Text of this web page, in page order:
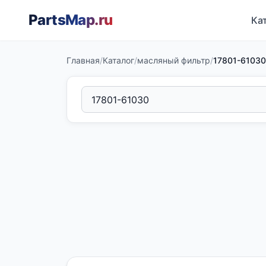
PartsMap.ru
Главная/Каталог/масляный фильтр/17801-61030